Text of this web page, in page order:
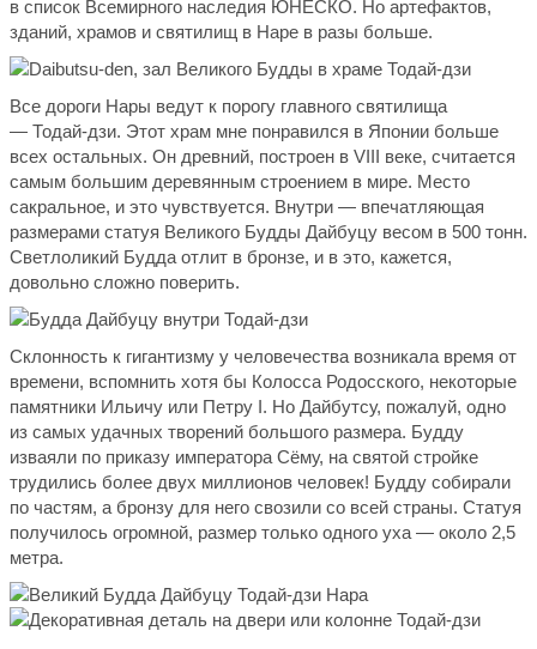
в список Всемирного наследия ЮНЕСКО. Но артефактов,
зданий, храмов и святилищ в Наре в разы больше.
Все дороги Нары ведут к порогу главного святилища
— Тодай-дзи. Этот храм мне понравился в Японии больше
всех остальных. Он древний, построен в VIII веке, считается
самым большим деревянным строением в мире. Место
сакральное, и это чувствуется. Внутри — впечатляющая
размерами статуя Великого Будды Дайбуцу весом в 500 тонн.
Светлоликий Будда отлит в бронзе, и в это, кажется,
довольно сложно поверить.
Склонность к гигантизму у человечества возникала время от
времени, вспомнить хотя бы Колосса Родосского, некоторые
памятники Ильичу или Петру I. Но Дайбутсу, пожалуй, одно
из самых удачных творений большого размера. Будду
изваяли по приказу императора Сёму, на святой стройке
трудились более двух миллионов человек! Будду собирали
по частям, а бронзу для него свозили со всей страны. Статуя
получилось огромной, размер только одного уха — около 2,5
метра.